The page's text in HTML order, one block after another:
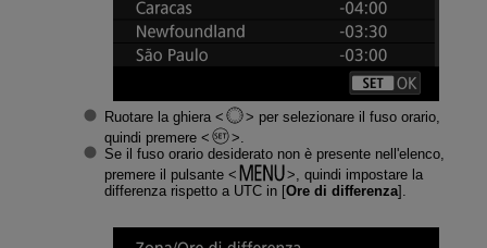
Ruotare la ghiera
per selezionare il fuso orario,
quindi premere
.
Se il fuso orario desiderato non è presente nell'elenco,
premere il pulsante
, quindi impostare la
differenza rispetto a UTC in [Ore di differenza].